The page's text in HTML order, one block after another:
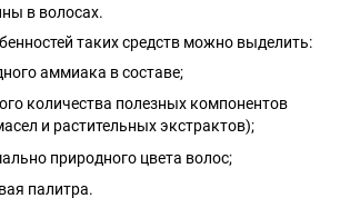
в волосах.
таких средств можно выделить:
аммиака в составе;
количества полезных компонентов
и растительных экстрактов);
природного цвета волос;
палитра.